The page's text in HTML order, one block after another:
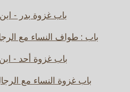
باب غزوة بدر -
باب : طواف النساء مع
باب غزوة أحد -
باب غزوة النساء مع